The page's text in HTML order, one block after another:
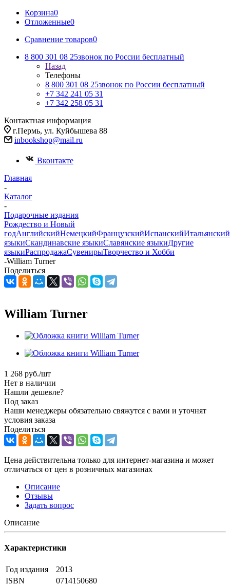
Корзина0
Отложенные0
Сравнение товаров0
8 800 301 08 25звонок по России бесплатный
Назад
Телефоны
8 800 301 08 25звонок по России бесплатный
+7 342 241 05 31
+7 342 258 05 31
Контактная информация
г.Пермь, ул. Куйбышева 88
inbookshop@mail.ru
Вконтакте
Главная
-
Каталог
-
Подарочные издания
Рождество и Новый
годАнглийскийНемецкийФранцузскийИспанскийИтальянский
языкиСкандинавские языкиСлавянские языкиДругие
языкиРаспродажаСувенирыТворчество и Хобби
-William Turner
Поделиться
William Turner
1 268 руб./шт
Нет в наличии
Нашли дешевле?
Под заказ
Наши менеджеры обязательно свяжутся с вами и уточнят
условия заказа
Поделиться
Цена действительна только для интернет-магазина и может
отличаться от цен в розничных магазинах
Описание
Отзывы
Задать вопрос
Описание
Характеристики
Год издания
2013
ISBN
0714150680